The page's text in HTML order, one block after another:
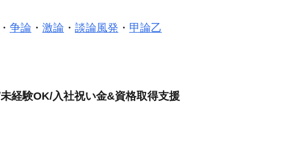
・ 争論 ・ 激論 ・ 談論風発 ・ 甲論乙
経験OK/入社祝い金&資格取得支援